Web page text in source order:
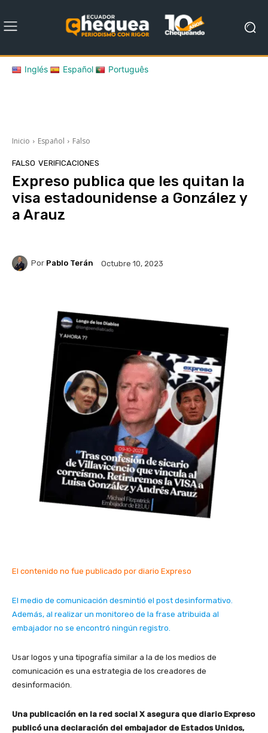
Inglés Español Português
Inicio Español Falso
FALSO VERIFICACIONES
Expreso publica que les quitan la
visa estadounidense a González y
a Arauz
Por Pablo Terán Octubre 10, 2023
El contenido no fue publicado por diario Expreso
El medio de comunicación desmintió el post desinformativo.
Además, al realizar un monitoreo de la frase atribuida al
embajador no se encontró ningún registro.
Usar logos y una tipografía similar a la de los medios de
comunicación es una estrategia de los creadores de
desinformación.
Una publicación en la red social X asegura que diario Expreso
publicó una declaración del embajador de Estados Unidos,